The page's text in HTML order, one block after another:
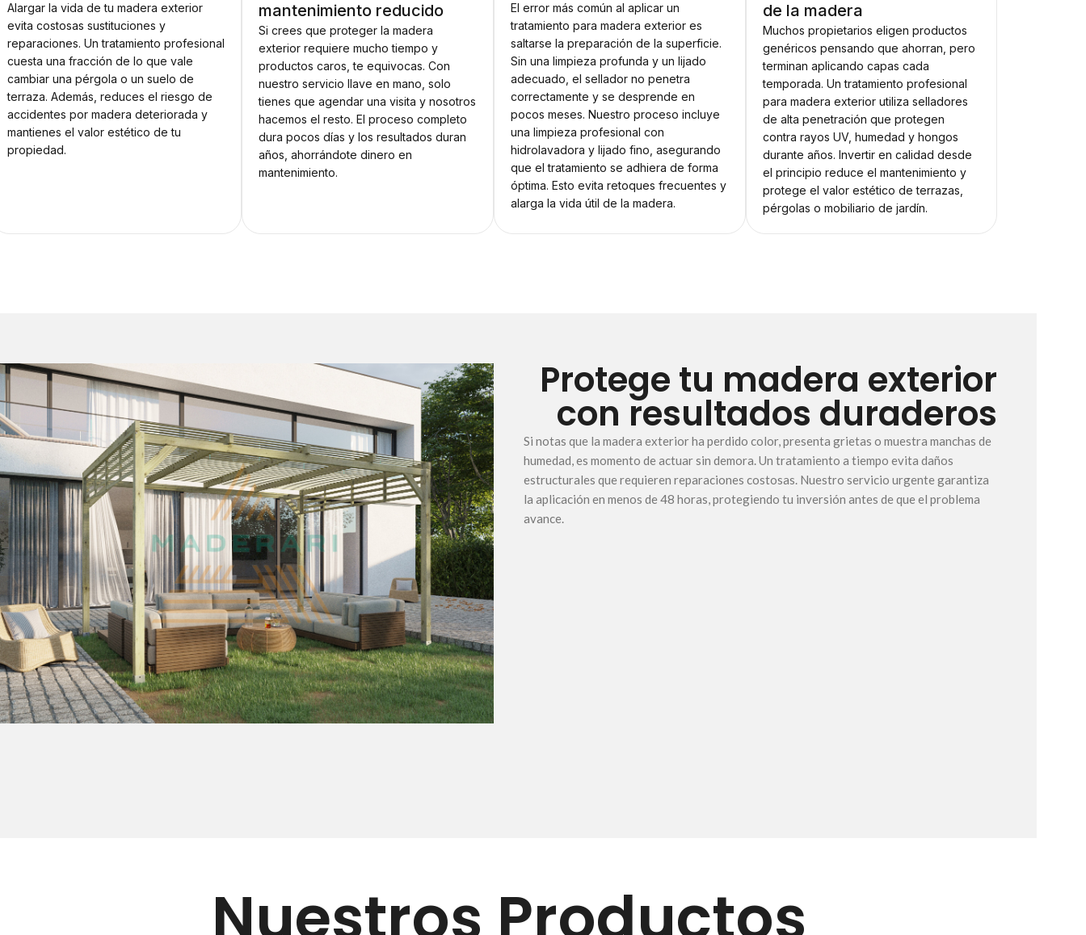
Alargar la vida de tu madera exterior
evita costosas sustituciones y
reparaciones. Un tratamiento profesional
cuesta una fracción de lo que vale
cambiar una pérgola o un suelo de
terraza. Además, reduces el riesgo de
accidentes por madera deteriorada y
mantienes el valor estético de tu
propiedad.
mantenimiento reducido
Si crees que proteger la madera
exterior requiere mucho tiempo y
productos caros, te equivocas. Con
nuestro servicio llave en mano, solo
tienes que agendar una visita y nosotros
hacemos el resto. El proceso completo
dura pocos días y los resultados duran
años, ahorrándote dinero en
mantenimiento.
El error más común al aplicar un
tratamiento para madera exterior es
saltarse la preparación de la superficie.
Sin una limpieza profunda y un lijado
adecuado, el sellador no penetra
correctamente y se desprende en
pocos meses. Nuestro proceso incluye
una limpieza profesional con
hidrolavadora y lijado fino, asegurando
que el tratamiento se adhiera de forma
óptima. Esto evita retoques frecuentes y
alarga la vida útil de la madera.
de la madera
Muchos propietarios eligen productos
genéricos pensando que ahorran, pero
terminan aplicando capas cada
temporada. Un tratamiento profesional
para madera exterior utiliza selladores
de alta penetración que protegen
contra rayos UV, humedad y hongos
durante años. Invertir en calidad desde
el principio reduce el mantenimiento y
protege el valor estético de terrazas,
pérgolas o mobiliario de jardín.
Protege tu madera exterior
con resultados duraderos
Si notas que la madera exterior ha perdido color, presenta grietas o muestra manchas de
humedad, es momento de actuar sin demora. Un tratamiento a tiempo evita daños
estructurales que requieren reparaciones costosas. Nuestro servicio urgente garantiza
la aplicación en menos de 48 horas, protegiendo tu inversión antes de que el problema
avance.